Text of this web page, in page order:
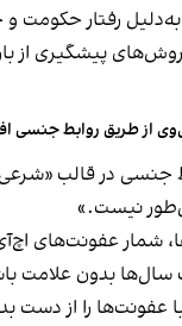
رفتار حکومت
پیشگیری از
از طریق روابط جنسی
جنسی در قالب
نیست.»
شمار عفونت‌های
بدون علامت
عفونت‌ها را از دست